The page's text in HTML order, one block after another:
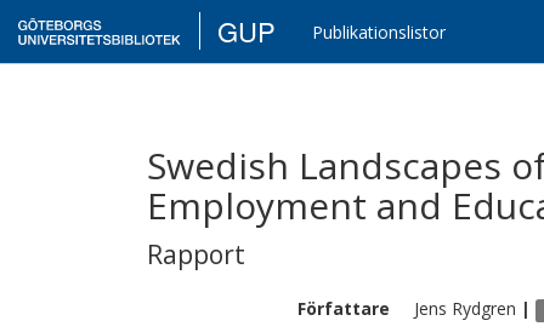
GUP Publikationslistor
Swedish Landscapes
Employment and
Rapport
Författare Jens Rydgren |